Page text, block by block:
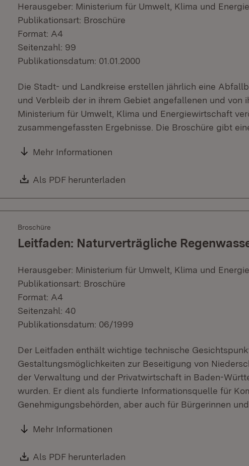
Herausgeber: Ministerium für Umwelt, Klima und
Publikationsart: Broschüre
Format: A4
Seitenzahl: 99
Publikationsdatum: 01.01.2000
Die Stadt- und Landkreise erstellen jährlich eine
und Verbleib der in ihrem Gebiet angefallenen und von
Ministerium für Umwelt, Klima und Energiewirtschaft
zusammengefassten Ergebnisse. Die Broschüre gibt
Mehr Informationen
Download:
Als PDF herunterladen
Broschüre
Leitfaden: Naturverträgliche
Herausgeber: Ministerium für Umwelt, Klima und
Publikationsart: Broschüre
Format: A4
Seitenzahl: 40
Publikationsdatum: 06/1999
Der Leitfaden enthält wichtige technische
Gestaltungsmöglichkeiten zur Beseitigung von
der Verwaltung und der Privatwirtschaft in Baden-
wurden. Er dient als fundierte Informationsquelle für
Genehmigungsbehörden, aber auch für Bürgerinnen
Mehr Informationen
Download:
Als PDF herunterladen